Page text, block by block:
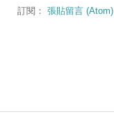
訂閱： 張貼留言 (Atom)